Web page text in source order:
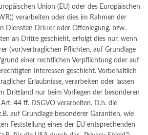
Union (EU) oder des Europäischen
verarbeiten oder dies im Rahmen der
Diensten Dritter oder Offenlegung, bzw.
an Dritte geschieht, erfolgt dies nur, wenn
(vor)vertraglichen Pflichten, auf Grundlage
einer rechtlichen Verpflichtung oder auf
Interessen geschieht. Vorbehaltlich
Erlaubnisse, verarbeiten oder lassen
Drittland nur beim Vorliegen der besonderen
44 ff. DSGVO verarbeiten. D.h. die
auf Grundlage besonderer Garantien, wie
Feststellung eines der EU entsprechenden